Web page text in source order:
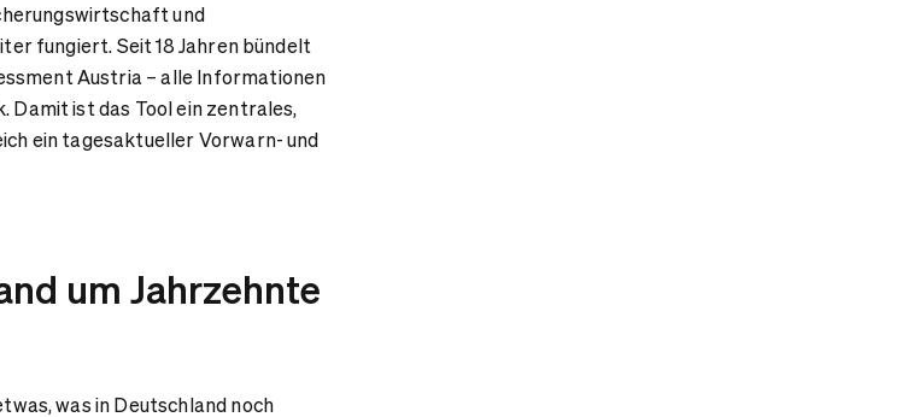
und
fungiert. Seit 18 Jahren bündelt
Austria – alle Informationen
Damit ist das Tool ein zentrales,
ein tagesaktueller Vorwarn- und
um Jahrzehnte
was in Deutschland noch